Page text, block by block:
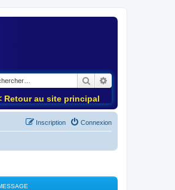
Rechercher
Retour au site principal
Connexion
Inscription